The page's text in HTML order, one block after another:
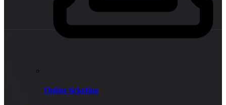
Online ticketing